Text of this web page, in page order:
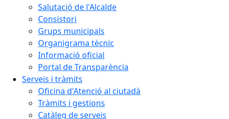
Salutació de l'Alcalde
Consistori
Grups municipals
Organigrama tècnic
Informació oficial
Portal de Transparència
Serveis i tràmits
Oficina d'Atenció al ciutadà
Tràmits i gestions
Catàleg de serveis